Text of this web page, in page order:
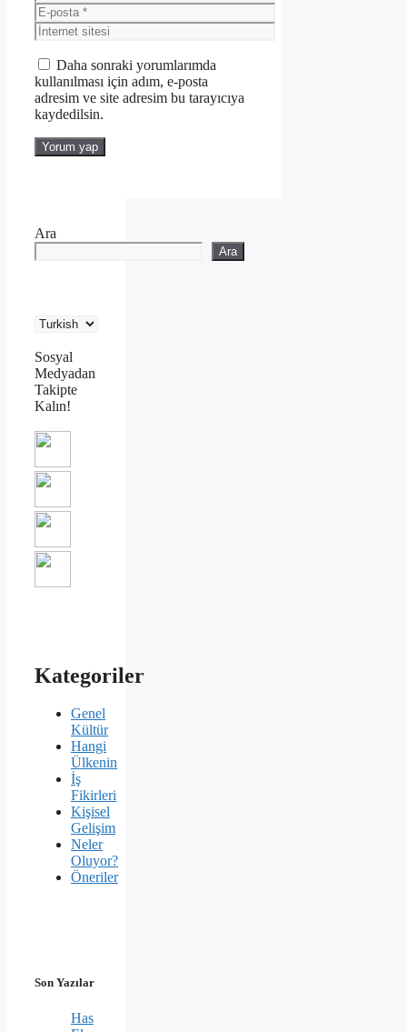
E-
posta
İnternet
sitesi
Daha sonraki yorumlarımda
kullanılması için adım, e-posta
adresim ve site adresim bu tarayıcıya
kaydedilsin.
Ara
Ara
Sosyal
Medyadan
Takipte
Kalın!
Kategoriler
Genel
Kültür
Hangi
Ülkenin
İş
Fikirleri
Kişisel
Gelişim
Neler
Oluyor?
Öneriler
Son Yazılar
Has